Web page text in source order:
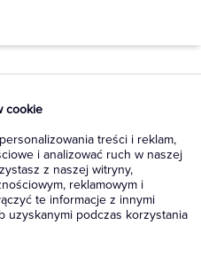
cookie
treści i reklam,
i analizować ruch w naszej
z naszej witryny,
reklamowym i
te informacje z innymi
uzyskanymi podczas korzystania